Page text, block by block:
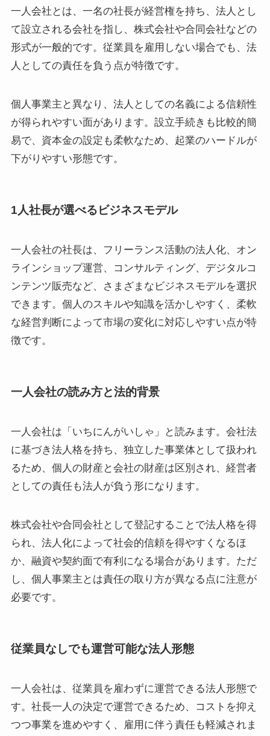
一人会社とは、一名の社長が経営権を持ち、法人とし
て設立される会社を指し、株式会社や合同会社などの
形式が一般的です。従業員を雇用しない場合でも、法
人としての責任を負う点が特徴です。
個人事業主と異なり、法人としての名義による信頼性
が得られやすい面があります。設立手続きも比較的簡
易で、資本金の設定も柔軟なため、起業のハードルが
下がりやすい形態です。
1人社長が選べるビジネスモデル
一人会社の社長は、フリーランス活動の法人化、オン
ラインショップ運営、コンサルティング、デジタルコ
ンテンツ販売など、さまざまなビジネスモデルを選択
できます。個人のスキルや知識を活かしやすく、柔軟
な経営判断によって市場の変化に対応しやすい点が特
徴です。
一人会社の読み方と法的背景
一人会社は「いちにんがいしゃ」と読みます。会社法
に基づき法人格を持ち、独立した事業体として扱われ
るため、個人の財産と会社の財産は区別され、経営者
としての責任も法人が負う形になります。
株式会社や合同会社として登記することで法人格を得
られ、法人化によって社会的信頼を得やすくなるほ
か、融資や契約面で有利になる場合があります。ただ
し、個人事業主とは責任の取り方が異なる点に注意が
必要です。
従業員なしでも運営可能な法人形態
一人会社は、従業員を雇わずに運営できる法人形態で
す。社長一人の決定で運営できるため、コストを抑え
つつ事業を進めやすく、雇用に伴う責任も軽減されま